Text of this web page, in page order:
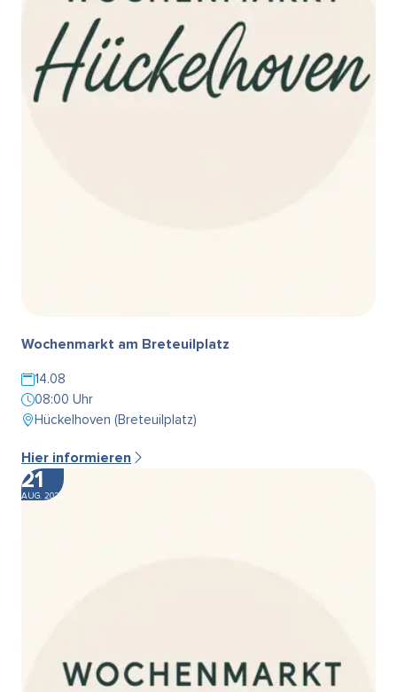
Wochenmarkt am Breteuilplatz
14.08
08:00 Uhr
Hückelhoven (Breteuilplatz)
Hier informieren
21
AUG. 2026